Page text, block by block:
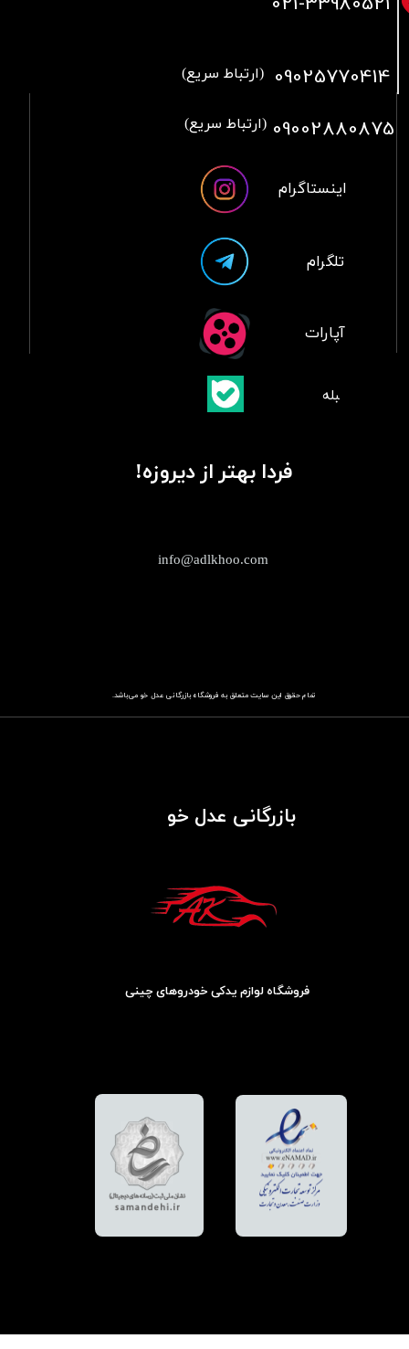
تمام حقوق این سایت متعلق به فروشگاهباز​​​​​​​رگانی عدل خو می‌باشد.
info@adlkhoo.com
09025770414 (ارتباط سریع)
09002880875 (ارتباط سریع)
بازرگانی عدل خو
فردا بهتر از دیروزه!
فروشگاه لوازم یدکی خودروهای چینی
آپارات
تلگرام
اینستاگرام
​بلبله​​​​​​​بله